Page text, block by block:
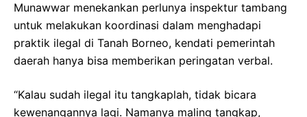
Munawwar menekankan perlunya inspektur tambang
untuk melakukan koordinasi dalam menghadapi
praktik ilegal di Tanah Borneo, kendati pemerintah
daerah hanya bisa memberikan peringatan verbal.
“Kalau sudah ilegal itu tangkaplah, tidak bicara
kewenangannya lagi. Namanya maling tangkap,